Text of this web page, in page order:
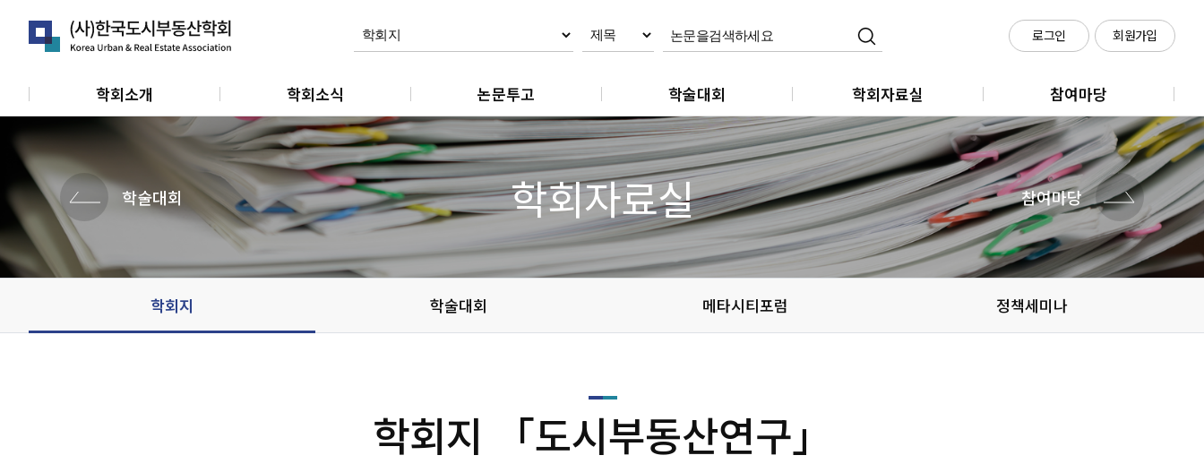
로그인 회원가입
학회소개
연혁
정관
학회소식
공지사항
학회활동
관련소식
개인회원동정
단체 및 기관소식
논문투고
논문제출
논문 작성지침
논문 편집규정
논문 윤리규정
학술대회
춘계학술대회
추계학술대회
학회자료실
학회지
학술대회
메타시티포럼
정책세미나
참여마당
클라우드 회의실 신청
학술대회 학회자료실 참여마당
학회지 학술대회 메타시티포럼 정책세미나
학회지 「도시부동산연구」